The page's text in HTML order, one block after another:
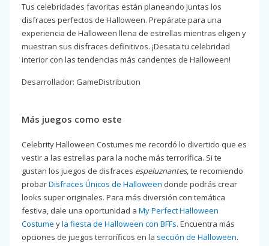
Tus celebridades favoritas están planeando juntas los
disfraces perfectos de Halloween. Prepárate para una
experiencia de Halloween llena de estrellas mientras eligen y
muestran sus disfraces definitivos. ¡Desata tu celebridad
interior con las tendencias más candentes de Halloween!
Desarrollador: GameDistribution
Más juegos como este
Celebrity Halloween Costumes me recordó lo divertido que es
vestir a las estrellas para la noche más terrorífica. Si te
gustan los juegos de disfraces espeluznantes, te recomiendo
probarDisfraces Únicos de Halloween donde podrás crear
looks super originales. Para más diversión con temática
festiva, dale una oportunidad a My Perfect Halloween
Costume yla fiesta de Halloween con BFFs. Encuentra más
opciones de juegos terroríficos en la sección de Halloween.